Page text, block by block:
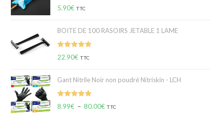
Note5.00
5.90€ TTC
BOITE DE 100 RASOIRS JETABLE 1 LAME
Note5.00
22.90€ TTC
Gant Nitrile Noir non poudré Nitriskin - LCH
Note5.00
8.99€ – 80.00€ TTC